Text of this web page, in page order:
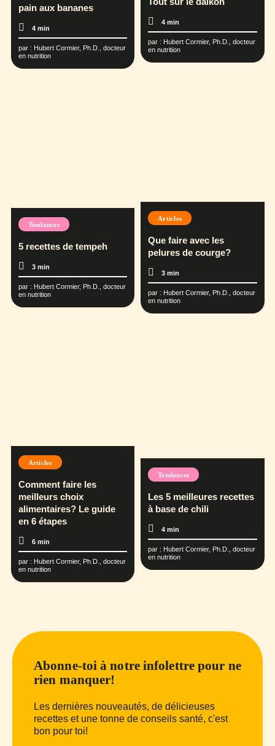
pain aux bananes
4 min
par : Hubert Cormier, Ph.D., docteur
en nutrition
4 min
par : Hubert Cormier, Ph.D., docteur
en nutrition
Tendances
5 recettes de tempeh
3 min
par : Hubert Cormier, Ph.D., docteur
en nutrition
Articles
Que faire avec les
pelures de courge?
3 min
par : Hubert Cormier, Ph.D., docteur
en nutrition
Articles
Comment faire les
meilleurs choix
alimentaires? Le guide
en 6 étapes
6 min
par : Hubert Cormier, Ph.D., docteur
en nutrition
Tendances
Les 5 meilleures recettes
à base de chili
4 min
par : Hubert Cormier, Ph.D., docteur
en nutrition
Abonne-toi à notre infolettre pour ne
rien manquer!
Les dernières nouveautés, de délicieuses
recettes et une tonne de conseils santé, c'est
bon pour toi!